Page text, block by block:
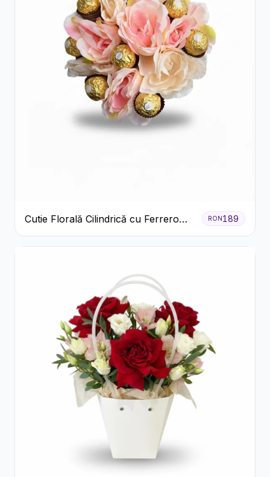
Cutie Florală Cilindrică cu Ferrero
Rocher și Trandafiri Pastel
RON 189